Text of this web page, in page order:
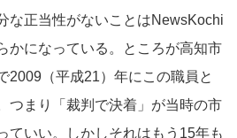
な正当性がないことはNewsKochi
かになっている。ところが高知市
2009（平成21）年にこの職員と
つまり「裁判で決着」が当時の市
ていい。しかしそれはもう15年も